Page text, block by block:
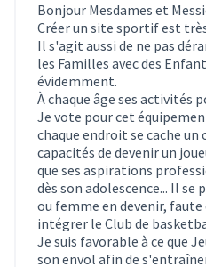
Bonjour Mesdames et
Créer un site sportif est
Il s'agit aussi de ne pas
les Familles avec des
évidemment.
À chaque âge ses activités
Je vote pour cet
chaque endroit se cache un
capacités de devenir un
que ses aspirations
dès son adolescence... Il se
ou femme en devenir, faute
intégrer le Club de
Je suis favorable à ce que
son envol afin de